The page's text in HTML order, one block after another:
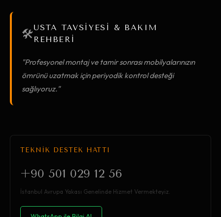
🛠️USTA TAVSİYESİ & BAKIM
REHBERİ
"Profesyonel montaj ve tamir sonrası mobilyalarınızın
ömrünü uzatmak için periyodik kontrol desteği
sağlıyoruz."
TEKNİK DESTEK HATTI
+90 501 029 12 56
İstanbul Avrupa Yakası Genelinde Hizmet Vermekteyiz.